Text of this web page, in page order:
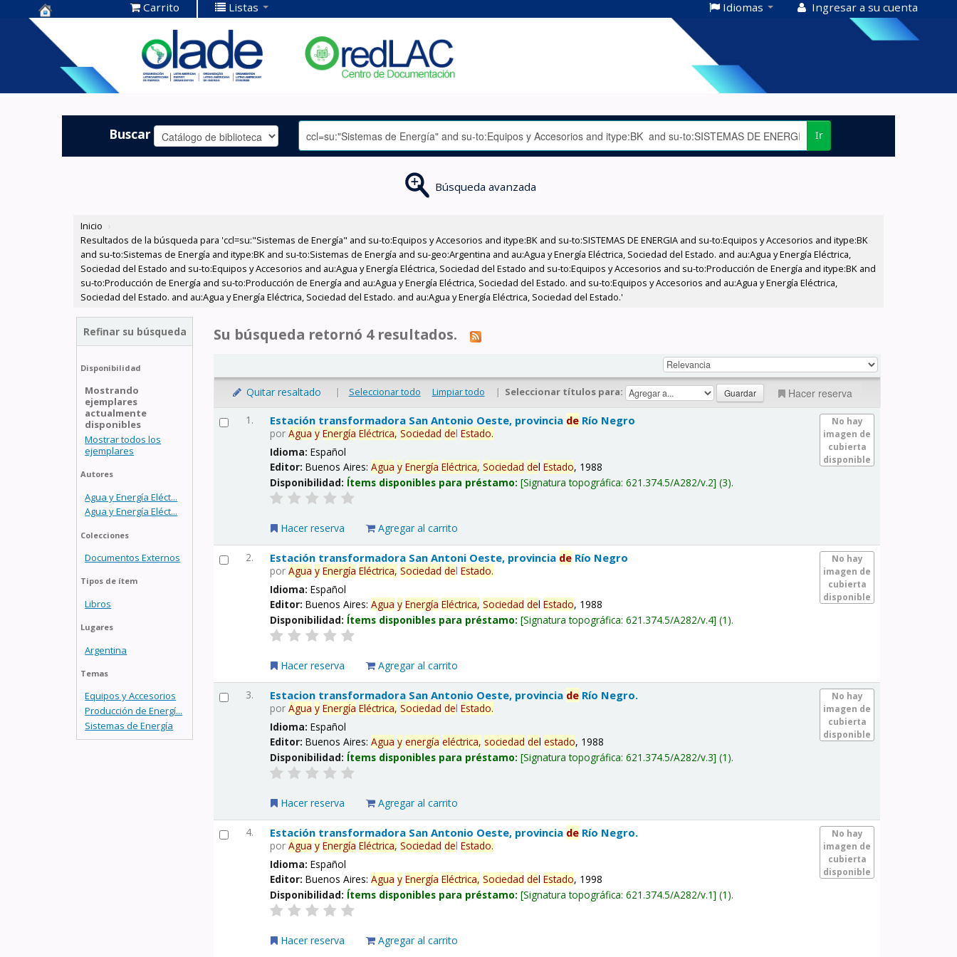
Centro de
Documentación
OLADE -
Carrito Listas Idiomas Ingresar a su cuenta
Buscar Ir
Búsqueda avanzada
Inicio ›
Resultados de la búsqueda para 'ccl=su:"Sistemas de Energía" and su-to:Equipos y Accesorios and itype:BK and su-to:SISTEMAS DE ENERGIA and su-to:Equipos y Accesorios and itype:BK
and su-to:Sistemas de Energía and itype:BK and su-to:Sistemas de Energía and su-geo:Argentina and au:Agua y Energía Eléctrica, Sociedad del Estado. and au:Agua y Energía Eléctrica,
Sociedad del Estado and su-to:Equipos y Accesorios and au:Agua y Energía Eléctrica, Sociedad del Estado and su-to:Equipos y Accesorios and su-to:Producción de Energía and itype:BK and
su-to:Producción de Energía and su-to:Producción de Energía and au:Agua y Energía Eléctrica, Sociedad del Estado. and su-to:Equipos y Accesorios and au:Agua y Energía Eléctrica,
Sociedad del Estado. and au:Agua y Energía Eléctrica, Sociedad del Estado. and au:Agua y Energía Eléctrica, Sociedad del Estado.'
Refinar su búsqueda
Disponibilidad
Mostrando
ejemplares
actualmente
disponibles
Mostrar todos los
ejemplares
Autores
Agua y Energía Eléct...
Agua y Energía Eléct...
Colecciones
Documentos Externos
Tipos de ítem
Libros
Lugares
Argentina
Temas
Equipos y Accesorios
Producción de Energí...
Sistemas de Energía
Su búsqueda retornó 4 resultados.
Quitar resaltado | Seleccionar todo Limpiar todo | Seleccionar títulos para: Hacer reserva
1.
No hay
imagen de
cubierta
disponible
Estación transformadora San Antonio Oeste, provincia de Río Negro
porAgua y Energía Eléctrica, Sociedad delEstado.
Idioma:Español
Editor:Buenos Aires:Agua y Energía Eléctrica, Sociedad delEstado, 1988
Disponibilidad: Ítems disponibles para préstamo: Signatura topográfica:621.374.5/A282/v.2 (3).
Hacer reserva Agregar al carrito
2.
No hay
imagen de
cubierta
disponible
Estación transformadora San Antoni Oeste, provincia de Río Negro
porAgua y Energía Eléctrica, Sociedad delEstado.
Idioma:Español
Editor:Buenos Aires:Agua y Energía Eléctrica, Sociedad delEstado, 1988
Disponibilidad: Ítems disponibles para préstamo: Signatura topográfica:621.374.5/A282/v.4 (1).
Hacer reserva Agregar al carrito
3.
No hay
imagen de
cubierta
disponible
Estacion transformadora San Antonio Oeste, provincia de Río Negro.
porAgua y Energía Eléctrica, Sociedad delEstado.
Idioma:Español
Editor:Buenos Aires:Agua y energía eléctrica, sociedad delestado, 1988
Disponibilidad: Ítems disponibles para préstamo: Signatura topográfica:621.374.5/A282/v.3 (1).
Hacer reserva Agregar al carrito
4.
No hay
imagen de
cubierta
disponible
Estación transformadora San Antonio Oeste, provincia de Río Negro.
porAgua y Energía Eléctrica, Sociedad delEstado.
Idioma:Español
Editor:Buenos Aires:Agua y Energía Eléctrica, Sociedad delEstado, 1998
Disponibilidad: Ítems disponibles para préstamo: Signatura topográfica:621.374.5/A282/v.1 (1).
Hacer reserva Agregar al carrito